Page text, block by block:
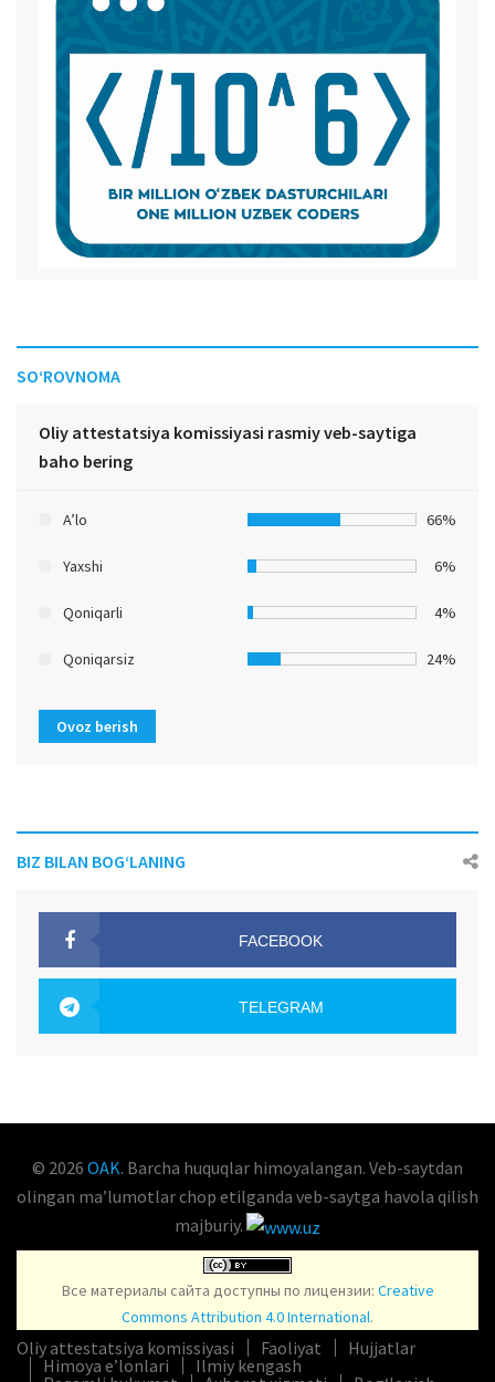
SO‘ROVNOMA
Oliy attestatsiya komissiyasi rasmiy veb-saytiga
baho bering
A’lo 66%
Yaxshi 6%
Qoniqarli 4%
Qoniqarsiz 24%
Ovoz berish
BIZ BILAN BOG‘LANING
FACEBOOK
TELEGRAM
© 2026 OAK. Barcha huquqlar himoyalangan. Veb-saytdan
olingan maʼlumotlar chop etilganda veb-saytga havola qilish
majburiy.
Все материалы сайта доступны по лицензии: Creative
Commons Attribution 4.0 International.
Oliy attestatsiya komissiyasi Faoliyat
Hujjatlar
Himoya e’lonlari
Ilmiy kengash